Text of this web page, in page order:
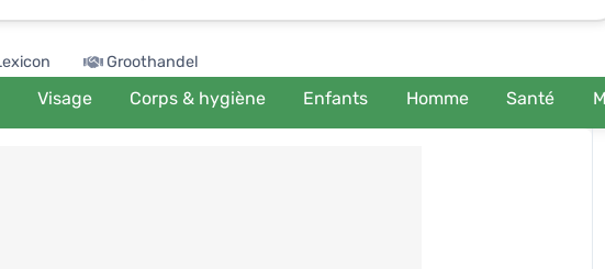
Groothandel
Visage Corps & hygiène Enfants Homme Santé